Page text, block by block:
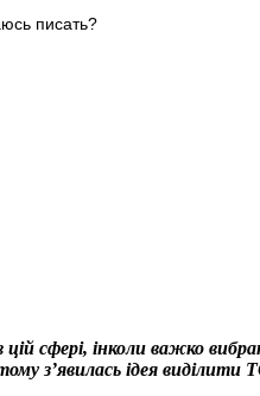
писать?
сфері, інколи важко
ідея виділити